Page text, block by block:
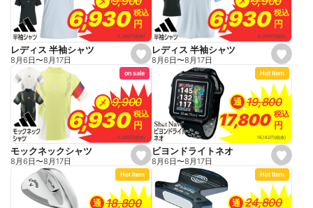
o
r
i
t
e
o
r
i
t
e
s
e
t
f
a
v
o
r
i
t
e
6,930
6,930税込
税込
円
円
6,300円(税抜)
レディス 半袖シャツ
8月6日〜8月17日
s
e
t
f
a
v
o
r
i
t
e
6,930
6,930 税込
税込
円
円
6,300円(税抜)
レディス 半袖シャツ
8月6日〜8月17日
s
e
t
f
a
v
on sale
メ 9,900
9,900
6,930
6,930税込
税込
円
円
6,300円(税抜)
モックネックシャツ
8月6日〜8月17日
s
e
t
f
a
v
Hot Item
通 19,800
19,800
17,800
17,800 税込
税込
円
円
16,182円(税抜)
ビヨンドライトネオ
8月6日〜8月17日
Hot Item
通 18,800
18,800
Hot Item
通 24,800
24,800